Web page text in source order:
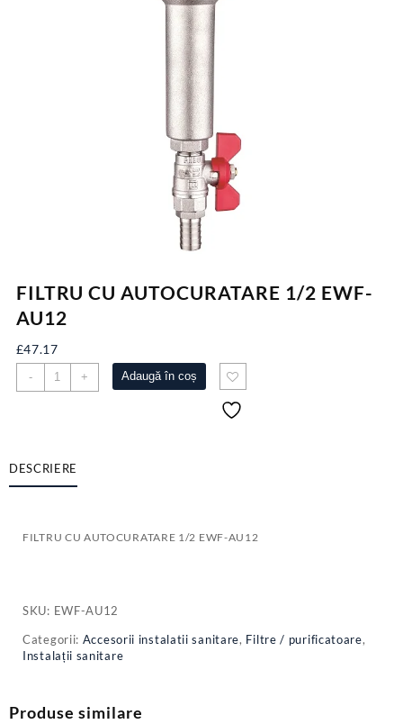
FILTRU CU AUTOCURATARE 1/2 EWF-
AU12
£47.17
-
Cantitate
FILTRU
EWF-
AU12
+ Adaugă în coș
DESCRIERE
FILTRU CU AUTOCURATARE 1/2 EWF-AU12
SKU: EWF-AU12
Categorii: Accesorii instalatii sanitare, Filtre / purificatoare,
Instalații sanitare
Produse similare